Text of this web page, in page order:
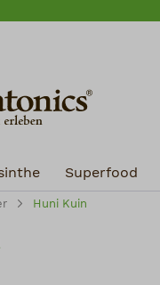
Superfood
Huni Kuin